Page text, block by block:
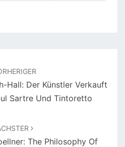
Hall: Der Künstler Verkauft
Sartre Und Tintoretto
The Philosophy Of